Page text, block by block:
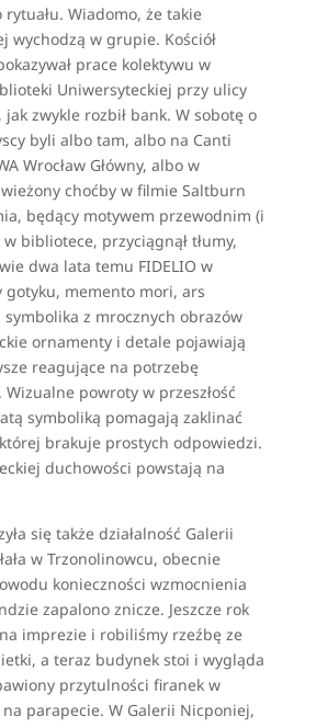
Wiadomo, że takie
wychodzą w grupie. Kościół
prace kolektywu w
Uniwersyteckiej przy ulicy
jak zwykle rozbił bank. W sobotę o
byli albo tam, albo na Canti
Wrocław Główny, albo w
choćby w filmie Saltburn
będący motywem przewodnim (i
bibliotece, przyciągnął tłumy,
dwa lata temu FIDELIO w
gotyku, memento mori, ars
z mrocznych obrazów
ornamenty i detale pojawiają
reagujące na potrzebę
powroty w przeszłość
symboliką pomagają zaklinać
brakuje prostych odpowiedzi.
duchowości powstają na
się także działalność Galerii
w Trzonolinowcu, obecnie
konieczności wzmocnienia
zapalono znicze. Jeszcze rok
imprezie i robiliśmy rzeźbę ze
a teraz budynek stoi i wygląda
przytulności firanek w
parapecie. W Galerii Nicponiej,